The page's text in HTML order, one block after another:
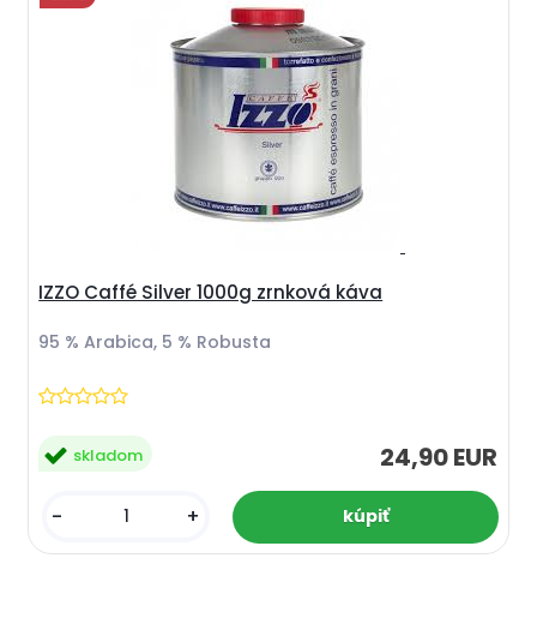
IZZO Caffé Silver 1000g zrnková káva
95 % Arabica, 5 % Robusta
24,90 EUR
skladom
- +